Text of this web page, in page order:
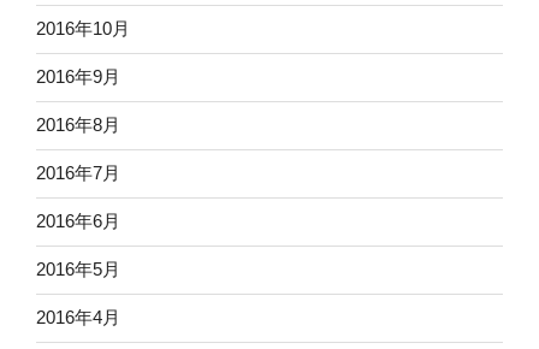
2016年10月
2016年9月
2016年8月
2016年7月
2016年6月
2016年5月
2016年4月